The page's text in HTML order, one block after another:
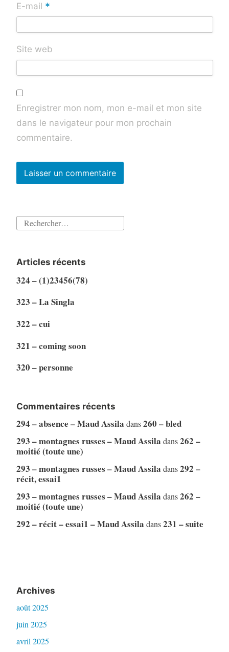
E-mail *
Site web
Enregistrer mon nom, mon e-mail et mon site
dans le navigateur pour mon prochain
commentaire.
Rechercher :
Articles récents
324 – (1)23456(78)
323 – La Singla
322 – cui
321 – coming soon
320 – personne
Commentaires récents
294 – absence – Maud Assila dans260 – bled
293 – montagnes russes – Maud Assila dans262 –
moitié (toute une)
293 – montagnes russes – Maud Assila dans292 –
récit, essai1
293 – montagnes russes – Maud Assila dans262 –
moitié (toute une)
292 – récit – essai1 – Maud Assila dans231 – suite
Archives
août 2025
juin 2025
avril 2025